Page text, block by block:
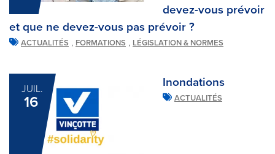
devez-vous prévoir
et que ne devez-vous pas prévoir ?
ACTUALITÉS , FORMATIONS , LÉGISLATION & NORMES
JUIL.
16
Inondations
ACTUALITÉS